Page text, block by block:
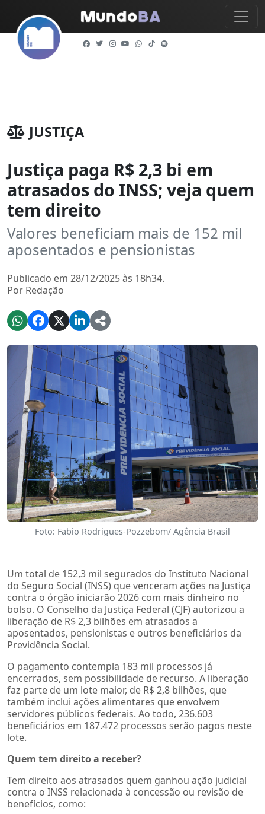
JUSTIÇA
Justiça paga R$ 2,3 bi em
atrasados do INSS; veja quem
tem direito
Valores beneficiam mais de 152 mil
aposentados e pensionistas
Publicado em 28/12/2025 às 18h34.
Por Redação
Foto: Fabio Rodrigues-Pozzebom/ Agência Brasil
Um total de 152,3 mil segurados do Instituto Nacional
do Seguro Social (INSS) que venceram ações na Justiça
contra o órgão iniciarão 2026 com mais dinheiro no
bolso. O Conselho da Justiça Federal (CJF) autorizou a
liberação de R$ 2,3 bilhões em atrasados a
aposentados, pensionistas e outros beneficiários da
Previdência Social.
O pagamento contempla 183 mil processos já
encerrados, sem possibilidade de recurso. A liberação
faz parte de um lote maior, de R$ 2,8 bilhões, que
também inclui ações alimentares que envolvem
servidores públicos federais. Ao todo, 236.603
beneficiários em 187.472 processos serão pagos neste
lote.
Quem tem direito a receber?
Tem direito aos atrasados quem ganhou ação judicial
contra o INSS relacionada à concessão ou revisão de
benefícios, como: